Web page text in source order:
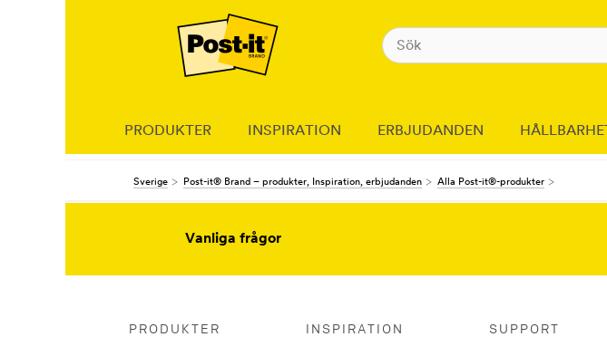
PRODUKTER INSPIRATION ERBJUDANDEN HÅLLBARHET
Sverige Post-it® Brand – produkter, Inspiration, erbjudanden Alla Post-it®-produkter
Vanliga frågor
PRODUKTER INSPIRATION SUPPORT